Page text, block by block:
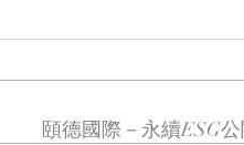
頤德國際－永續ESG